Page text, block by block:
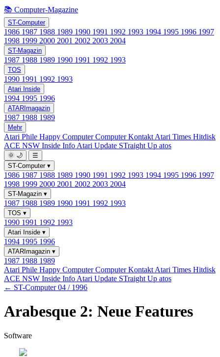
📚 Computer-Magazine
ST-Computer
1986 1987 1988 1989 1990 1991 1992 1993 1994 1995 1996 1997
1998 1999 2000 2001 2002 2003 2004
ST-Magazin
1987 1988 1989 1990 1991 1992 1993
TOS
1990 1991 1992 1993
Atari Inside
1994 1995 1996
ATARImagazin
1987 1988 1989
Mehr
Atari Phile Happy ComputerComputer Kontakt Atari Times Hitdisk
ACE NSW Inside Info Atari Update STraight Up atos
🌞 🌙
☰
ST-Computer ▾
1986 1987 1988 1989 1990 1991 1992 1993 1994 1995 1996 1997
1998 1999 2000 2001 2002 2003 2004
ST-Magazin ▾
1987 1988 1989 1990 1991 1992 1993
TOS ▾
1990 1991 1992 1993
Atari Inside ▾
1994 1995 1996
ATARImagazin ▾
1987 1988 1989
Atari Phile Happy ComputerComputer Kontakt Atari Times Hitdisk
ACE NSW Inside Info Atari Update STraight Up atos
← ST-Computer 04 / 1996
Arabesque 2: Neue Features
Software